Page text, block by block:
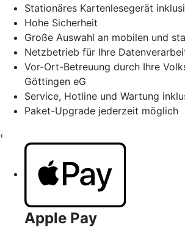
Stationäres Kartenlesegerät
Hohe Sicherheit
Große Auswahl an mobilen und
Netzbetrieb für Ihre
Vor-Ort-Betreuung durch Ihre
Göttingen eG
Service, Hotline und Wartung
Paket-Upgrade jederzeit möglich
‹
Apple Pay